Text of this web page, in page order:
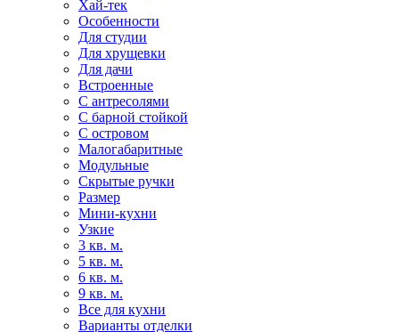
Хай-тек
Особенности
Для студии
Для хрущевки
Для дачи
Встроенные
С антресолями
С барной стойкой
С островом
Малогабаритные
Модульные
Скрытые ручки
Размер
Мини-кухни
Узкие
3 кв. м.
5 кв. м.
6 кв. м.
9 кв. м.
Все для кухни
Варианты отделки